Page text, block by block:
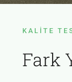
KALITE
Fark